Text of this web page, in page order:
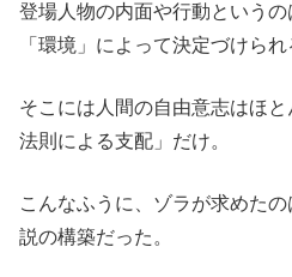
登場人物の内面や行動という
「環境」によって決定づけられ
そこには人間の自由意志はほ
法則による支配」だけ。
こんなふうに、ゾラが求めた
説の構築だった。